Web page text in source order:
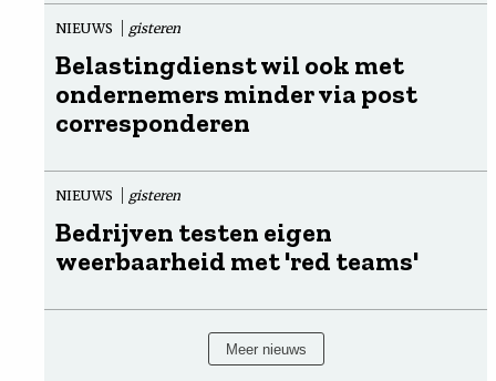
NIEUWS gisteren
Belastingdienst wil ook met
ondernemers minder via post
corresponderen
NIEUWS gisteren
Bedrijven testen eigen
weerbaarheid met 'red teams'
Meer nieuws